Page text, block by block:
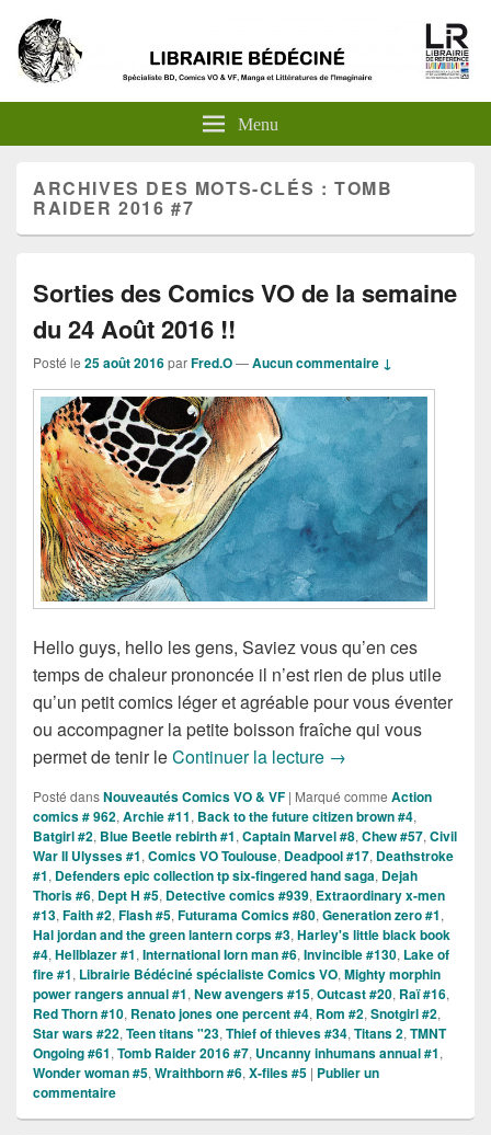
Menu
ARCHIVES DES MOTS-CLÉS :TOMB
RAIDER 2016 #7
Sorties des Comics VO de la semaine
du 24 Août 2016 !!
Posté le 25 août 2016parFred.O—Aucun commentaire ↓
Hello guys, hello les gens, Saviez vous qu’en ces
temps de chaleur prononcée il n’est rien de plus utile
qu’un petit comics léger et agréable pour vous éventer
ou accompagner la petite boisson fraîche qui vous
permet de tenir leContinuer la lecture Sorties des Comics
→
Posté dansNouveautés Comics VO & VF | Marqué comme Action
comics # 962, Archie #11, Back to the future citizen brown #4,
Batgirl #2, Blue Beetle rebirth #1, Captain Marvel #8, Chew #57, Civil
War II Ulysses #1, Comics VO Toulouse, Deadpool #17, Deathstroke
#1, Defenders epic collection tp six-fingered hand saga, Dejah
Thoris #6, Dept H #5, Detective comics #939, Extraordinary x-men
#13, Faith #2, Flash #5, Futurama Comics #80, Generation zero #1,
Hal jordan and the green lantern corps #3, Harley's little black book
#4, Hellblazer #1, International Iorn man #6, Invincible #130, Lake of
fire #1, Librairie Bédéciné spécialiste Comics VO, Mighty morphin
power rangers annual #1, New avengers #15, Outcast #20, Raï #16,
Red Thorn #10, Renato jones one percent #4, Rom #2, Snotgirl #2,
Star wars #22, Teen titans "23, Thief of thieves #34, Titans 2, TMNT
Ongoing #61, Tomb Raider 2016 #7, Uncanny inhumans annual #1,
Wonder woman #5, Wraithborn #6, X-files #5 | Publier un
commentaire